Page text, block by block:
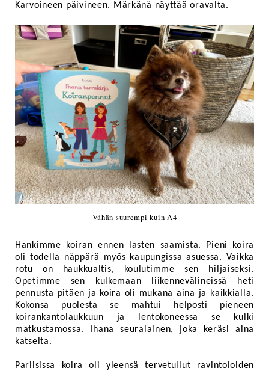
Karvoineen päivineen. Märkänä näyttää oravalta.
Vähän suurempi kuin A4
Hankimme koiran ennen lasten saamista. Pieni koira
oli todella näppärä myös kaupungissa asuessa. Vaikka
rotu on haukkualtis, koulutimme sen hiljaiseksi.
Opetimme sen kulkemaan liikennevälineissä heti
pennusta pitäen ja koira oli mukana aina ja kaikkialla.
Kokonsa puolesta se mahtui helposti pieneen
koirankantolaukkuun ja lentokoneessa se kulki
matkustamossa. Ihana seuralainen, joka keräsi aina
katseita.
Pariisissa koira oli yleensä tervetullut ravintoloiden